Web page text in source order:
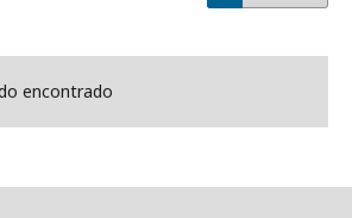
encontrado